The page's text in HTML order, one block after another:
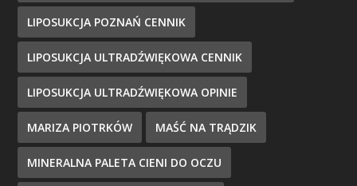
LIPOSUKCJA POZNAŃ CENNIK
LIPOSUKCJA ULTRADŹWIĘKOWA CENNIK
LIPOSUKCJA ULTRADŹWIĘKOWA OPINIE
MARIZA PIOTRKÓW MAŚĆ NA TRĄDZIK
MINERALNA PALETA CIENI DO OCZU